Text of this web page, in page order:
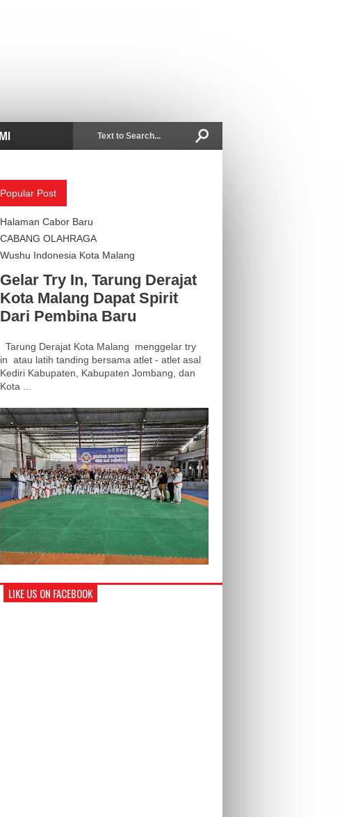
Popular Post
Halaman Cabor Baru
CABANG OLAHRAGA
Wushu Indonesia Kota Malang
Gelar Try In, Tarung Derajat
Kota Malang Dapat Spirit
Dari Pembina Baru
Tarung Derajat Kota Malang menggelar try
in atau latih tanding bersama atlet - atlet asal
Kediri Kabupaten, Kabupaten Jombang, dan
Kota ...
LIKE US ON FACEBOOK